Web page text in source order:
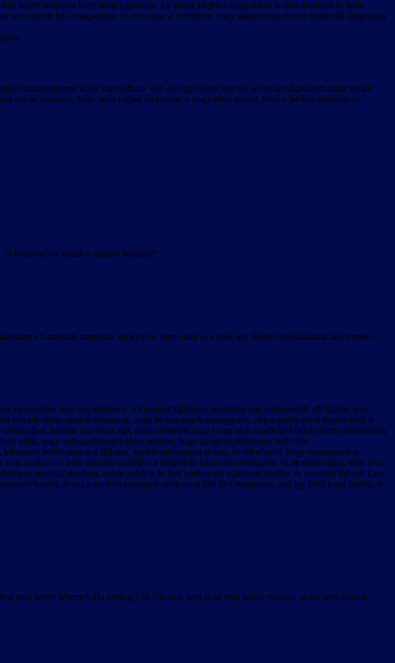
ismert modokat ki/be tudta kapcsolni. Ez annak idején a magyarítást is látta modként és tudta
ismeri fel a magyarítást, és nem adja át betöltésre, vagy alapértelmezésben deaktivált állapotban
konfigurátorral ki-be kapcsolható volt. Az egyébként sem túl acélos konfigurátort aztán tovább
szinte bizonyos, hogy nem fogják jól kezelni a magyarítás modot, tehát a játékot telepíteni és
készítenétek hozzá a magyar fordítást?
a Gamedata mappába, de nyilván nem indul el a játék így. Milyen beállításokat kell tennem,
egyszerűen nem fog működni. A kibontott fájloknak prioritása van a bármelyik .db fájlban levő
van (de olyan modok is vannak, amik be sincsenek csomagolva, akkor pedig ezzel rögtön felül is
.db-t, amiben van olyan fájl, amit bármelyik mod (vagy akár modként kiadott patch) módosítana,
válik, nagy valószínűséggel olyan módon, hogy az egész játékmotor leáll tőle.
belőle azokat a fájlokat, amiket módosítani akarsz, és ellenőrzöd, hogy szerepelnek-e
azokat) be lehet másolni a játékba a magfelelő könyvtárszerkezetbe, és ott módosítani, mert nem
használt modban, akkor abból is ki kell bontani azt a játékon kívülre, és ha olyan fájl (pl. Lua
helyett, és ezt a modból származó módosított fájlt kell bemásolni, ami így felül fogja bírálni, és
még benne lehetne). Ha esetleg TSL16b-nek nem akad még belőle valahol, akkor nem tudunk